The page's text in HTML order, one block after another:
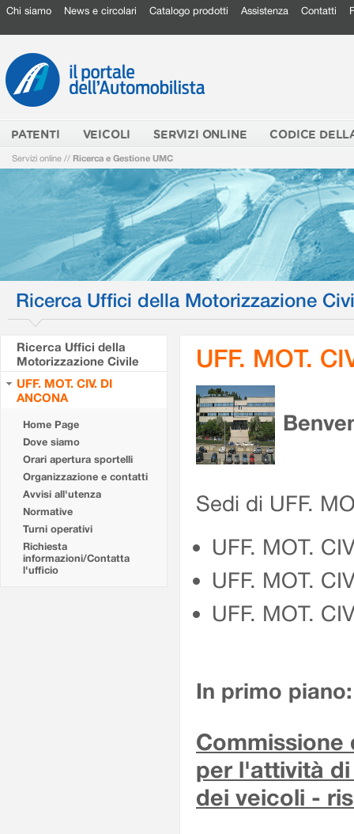
Chi siamo News e circolari Catalogo prodotti Assistenza Contatti
PATENTI VEICOLI SERVIZI ONLINE CODICE
Servizi online // Ricerca e Gestione UMC
Ricerca Uffici della Motorizzazione
Ricerca Uffici della
Motorizzazione Civile
UFF. MOT. CIV. DI
ANCONA
Home Page
Dove siamo
Orari apertura sportelli
Organizzazione e contatti
Avvisi all'utenza
Normative
Turni operativi
Richiesta
informazioni/Contatta
l'ufficio
UFF. MOT.
Sedi di UFF.
UFF. MOT.
UFF. MOT.
UFF. MOT.
In primo piano:
per l'attività
dei veicoli -